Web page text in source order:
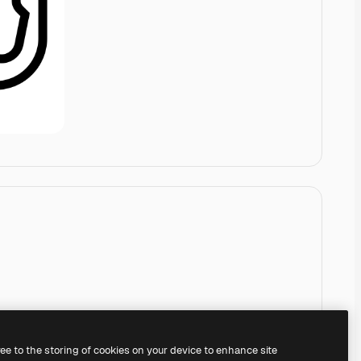
to the storing of cookies on your device to enhance site